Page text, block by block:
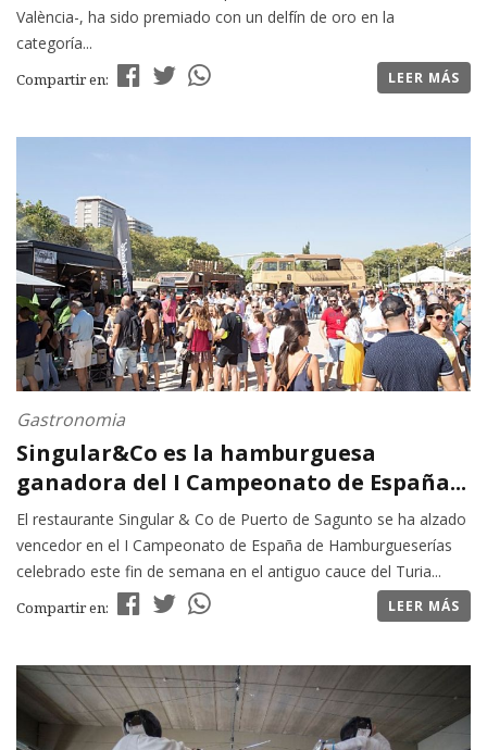
València-, ha sido premiado con un delfín de oro en la
categoría...
Compartir en: LEER MÁS
Gastronomia
Singular&Co es la hamburguesa
ganadora del I Campeonato de España...
El restaurante Singular & Co de Puerto de Sagunto se ha alzado
vencedor en el I Campeonato de España de Hamburgueserías
celebrado este fin de semana en el antiguo cauce del Turia...
Compartir en: LEER MÁS